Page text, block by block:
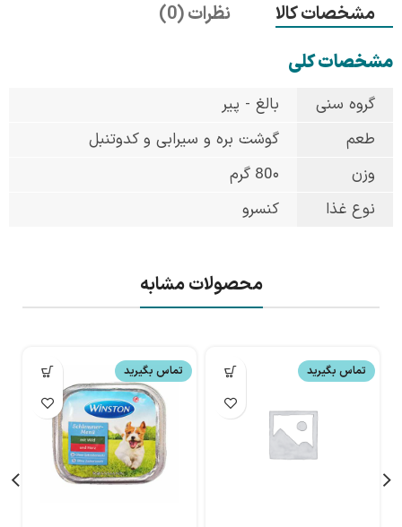
مشخصات کالا
نظرات (0)
مشخصات کلی
گروه سنی
بالغ - پیر
طعم
گوشت بره و سیرابی و کدوتنبل
وزن
80۰ گرم
نوع غذا
کنسرو
محصولات مشابه
تماس بگیرید تماس بگیرید